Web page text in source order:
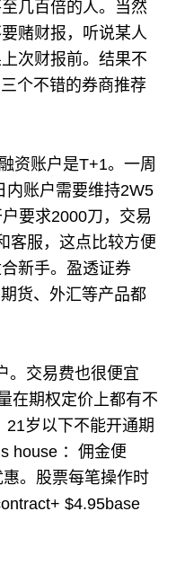
几百倍的人。当然
赌财报，听说某人
次财报前。结果不
个不错的券商推荐
资账户是T+1。一周
内账户需要维持2W5
要求2000刀，交易
客服，这点比较方便
新手。盈透证券
货、外汇等产品都
。交易费也很便宜
在期权定价上都有不
21岁以下不能开通期
house ：佣金便
。股票每笔操作时
$4.95base